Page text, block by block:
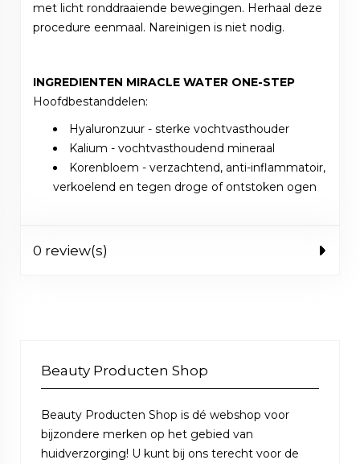
met licht ronddraaiende bewegingen. Herhaal deze
procedure eenmaal. Nareinigen is niet nodig.
INGREDIENTEN MIRACLE WATER ONE-STEP
Hoofdbestanddelen:
Hyaluronzuur - sterke vochtvasthouder
Kalium - vochtvasthoudend mineraal
Korenbloem - verzachtend, anti-inflammatoir,
verkoelend en tegen droge of ontstoken ogen
0 review(s)
Beauty Producten Shop
Beauty Producten Shop is dé webshop voor
bijzondere merken op het gebied van
huidverzorging! U kunt bij ons terecht voor de